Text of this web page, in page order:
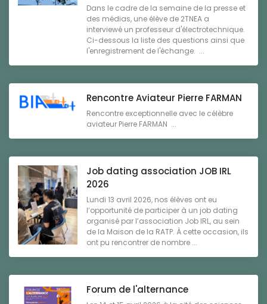
Dans le cadre de la semaine de la presse et
des médias, une élève de 2TNEA a
interviewé un professeur d'électrotechnique.
Ci-dessous la liste des questions ainsi que
l'enregistrement de l'échange. ...
Rencontre Aviateur Pierre FARMAN
Rencontre exceptionnelle avec le célèbre
aviateur Pierre FARMAN ...
Job dating association JOB IRL
2026
Lundi 13 avril 2026, nos élèves ont eu
l’opportunité de participer à un job dating
organisé par l’association Job IRL, au sein
de la Maison de la RATP. À cette occasion, ils
ont pu rencontrer de nombre ...
Forum de l'alternance